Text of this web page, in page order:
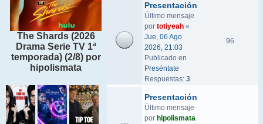
The Shards (2026
Drama Serie TV 1ª
temporada) (2/8) por
hipolismata
Presentación
Último mensaje
por totiyeah «
Jue, 06 Ago
2026, 21:03
Publicado en
Preséntate
Respuestas: 3
96
Presentación
Último mensaje
por hipolismata